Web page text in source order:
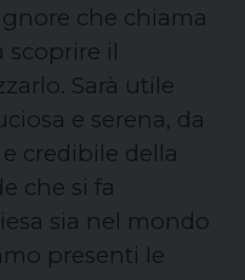
che chiama
scoprire il
Sarà utile
e serena, da
credibile della
che si fa
sia nel mondo
presenti le